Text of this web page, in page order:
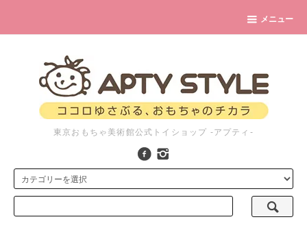
メニュー
東京おもちゃ美術館公式トイショップ -アプティ-